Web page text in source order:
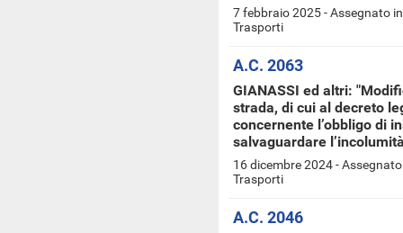
7 febbraio 2025 - Assegnato
Trasporti
A.C. 2063
GIANASSI ed altri:
strada, di cui al decreto
concernente l’obbligo di
salvaguardare
16 dicembre 2024 -
Trasporti
A.C. 2046